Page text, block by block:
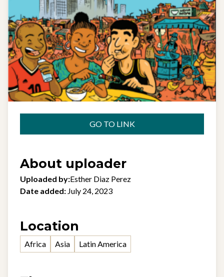
GO TO LINK
About uploader
Uploaded by:Esther Diaz Perez
Date added: July 24, 2023
Location
Africa Asia Latin America